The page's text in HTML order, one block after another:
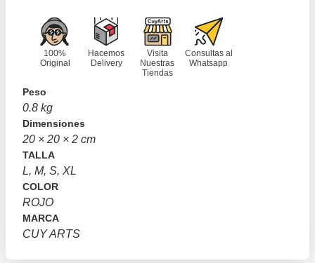
100%
Original
Hacemos
Delivery
Visita
Nuestras
Tiendas
Consultas al
Whatsapp
Peso
0.8 kg
Dimensiones
20 × 20 × 2 cm
TALLA
L, M, S, XL
COLOR
ROJO
MARCA
CUY ARTS